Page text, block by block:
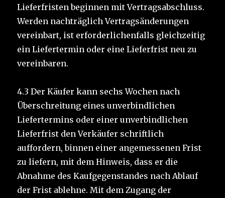
Lieferfristen beginnen mit Vertragsabschluss.
Werden nachträglich Vertragsänderungen
vereinbart, ist erforderlichenfalls gleichzeitig
ein Liefertermin oder eine Lieferfrist neu zu
vereinbaren.
4.3 Der Käufer kann sechs Wochen nach
Überschreitung eines unverbindlichen
Liefertermins oder einer unverbindlichen
Lieferfrist den Verkäufer schriftlich
auffordern, binnen einer angemessenen Frist
zu liefern, mit dem Hinweis, dass er die
Abnahme des Kaufgegenstandes nach Ablauf
der Frist ablehne. Mit dem Zugang der